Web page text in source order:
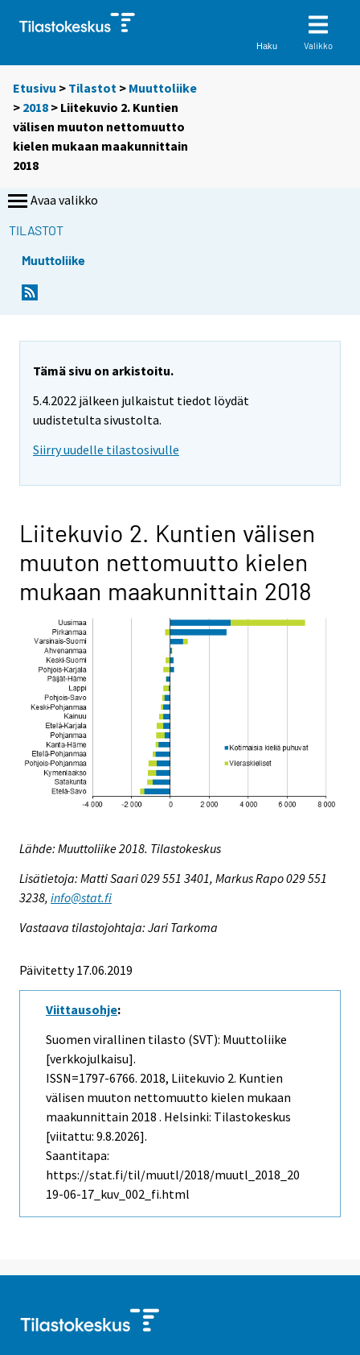
Haku Valikko
Etusivu > Tilastot > Muuttoliike
> 2018 > Liitekuvio 2. Kuntien
välisen muuton nettomuutto
kielen mukaan maakunnittain
2018
Avaa valikko
TILASTOT
Muuttoliike
Tämä sivu on arkistoitu.
5.4.2022 jälkeen julkaistut tiedot löydät
uudistetulta sivustolta.
Siirry uudelle tilastosivulle
Liitekuvio 2. Kuntien välisen
muuton nettomuutto kielen
mukaan maakunnittain 2018
Lähde: Muuttoliike 2018. Tilastokeskus
Lisätietoja: Matti Saari 029 551 3401, Markus Rapo 029 551
3238, info@stat.fi
Vastaava tilastojohtaja: Jari Tarkoma
Päivitetty 17.06.2019
Viittausohje:
Suomen virallinen tilasto (SVT): Muuttoliike
[verkkojulkaisu].
ISSN=1797-6766. 2018, Liitekuvio 2. Kuntien
välisen muuton nettomuutto kielen mukaan
maakunnittain 2018 . Helsinki: Tilastokeskus
[viitattu: 9.8.2026].
Saantitapa:
https://stat.fi/til/muutl/2018/muutl_2018_20
19-06-17_kuv_002_fi.html